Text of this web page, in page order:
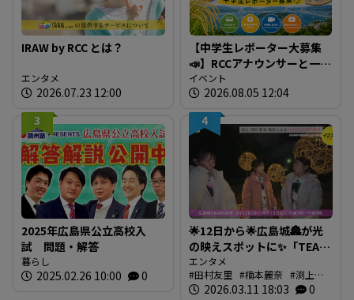
IRAW by RCC とは？
エンタメ
2026.07.23 12:00
【中学生レポーター大募集
📣】RCCアナウンサーと一緒
に「広島の食」の現場を取
材しよう！
イベント
2026.08.05 12:04
3
2025年広島県公立高校入
試 問題・解答
暮らし
2025.02.26 10:00 0
4
🌟12日から🌟広島城🏯が光
の映えスポットに✨「TEAM
SHIRO」始動
❗【BUTSUBUTSU2】
エンタメ
田村友里
楠本麗奈
渕上沙
紀
新本穂乃佳 イマナマ
2026.03.11 18:03 0